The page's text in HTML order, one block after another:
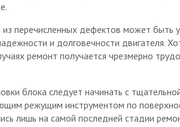
перечисленных дефектов может быть
и долговечности двигателя.
ремонт получается чрезмерно
блока следует начинать с
режущим инструментом по
лишь на самой последней стадии